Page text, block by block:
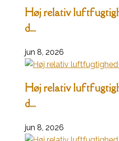
Høj relativ
d...
jun 8, 2026
Høj relativ
d...
jun 8, 2026